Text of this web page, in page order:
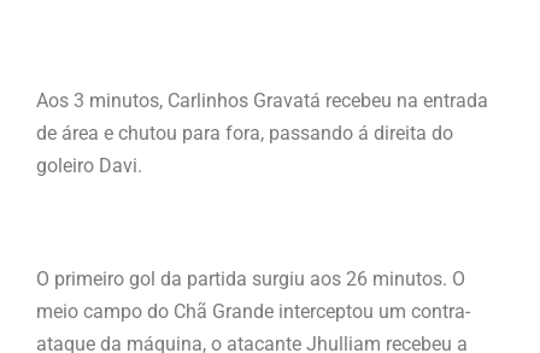
Aos 3 minutos, Carlinhos Gravatá recebeu na entrada
de área e chutou para fora, passando á direita do
goleiro Davi.
O primeiro gol da partida surgiu aos 26 minutos. O
meio campo do Chã Grande interceptou um contra-
ataque da máquina, o atacante Jhulliam recebeu a